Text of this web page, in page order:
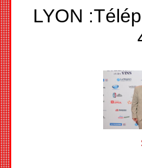
LYON